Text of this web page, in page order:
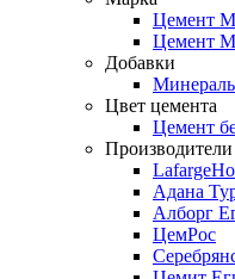
Цемент
Цемент
Добавки
Цвет цемента
Цемент
Производители
Адана
Алборг
ЦемРос